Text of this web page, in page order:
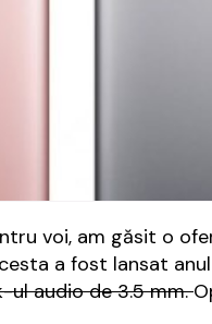
voi, am găsit o
a fost lansat
ul audio de 3.5 mm.